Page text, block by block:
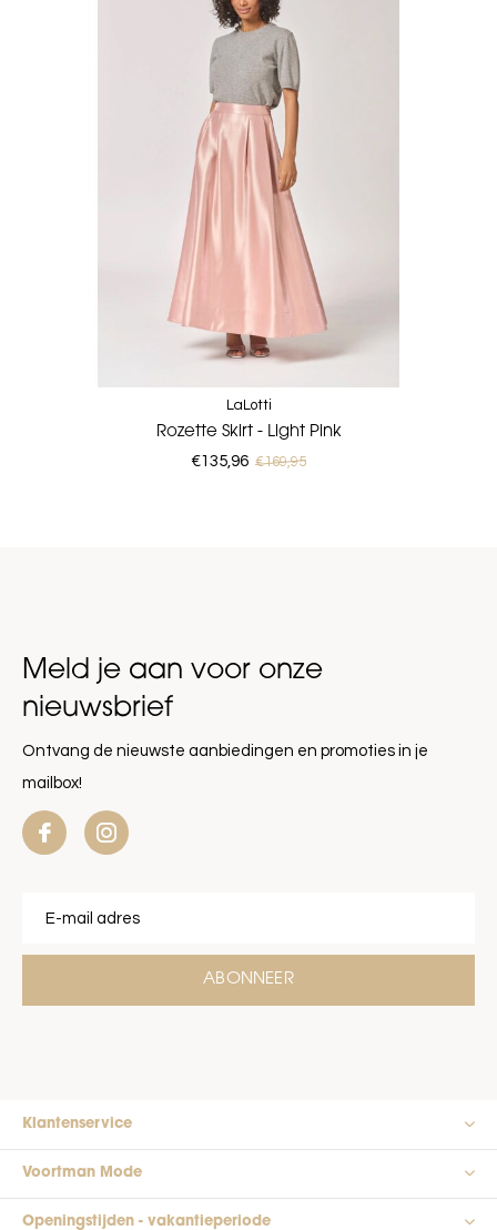
LaLotti
Rozette Skirt - Light Pink
€135,96 €169,95
Meld je aan voor onze
nieuwsbrief
Ontvang de nieuwste aanbiedingen en promoties in je
mailbox!
ABONNEER
Klantenservice
Voortman Mode
Openingstijden - vakantieperiode